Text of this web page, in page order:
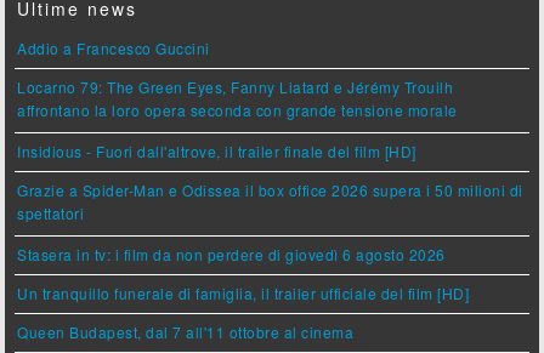
Ultime news
Addio a Francesco Guccini
Locarno 79: The Green Eyes, Fanny Liatard e Jérémy Trouilh
affrontano la loro opera seconda con grande tensione morale
Insidious - Fuori dall'altrove, il trailer finale del film [HD]
Grazie a Spider-Man e Odissea il box office 2026 supera i 50 milioni di
spettatori
Stasera in tv: i film da non perdere di giovedì 6 agosto 2026
Un tranquillo funerale di famiglia, il trailer ufficiale del film [HD]
Queen Budapest, dal 7 all'11 ottobre al cinema